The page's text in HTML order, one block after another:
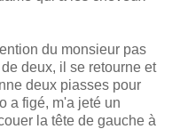
du monsieur pas
deux, il se retourne et
deux piasses pour
a figé, m'a jeté un
la tête de gauche à